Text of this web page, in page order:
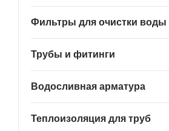
Фильтры для очистки воды
Трубы и фитинги
Водосливная арматура
Теплоизоляция для труб